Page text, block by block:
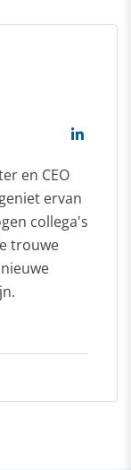
en CEO
ervan
collega's
trouwe